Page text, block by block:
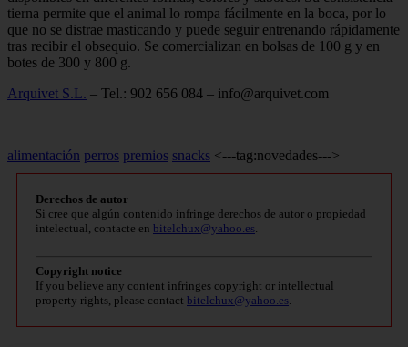
tierna permite que el animal lo rompa fácilmente en la boca, por lo
que no se distrae masticando y puede seguir entrenando rápidamente
tras recibir el obsequio. Se comercializan en bolsas de 100 g y en
botes de 300 y 800 g.
Arquivet S.L. – Tel.: 902 656 084 – info@arquivet.com
alimentación perros premios snacks <---tag:novedades--->
Derechos de autor
Si cree que algún contenido infringe derechos de autor o propiedad
intelectual, contacte en bitelchux@yahoo.es
Copyright notice
If you believe any content infringes copyright or intellectual
property rights, please contact bitelchux@yahoo.es